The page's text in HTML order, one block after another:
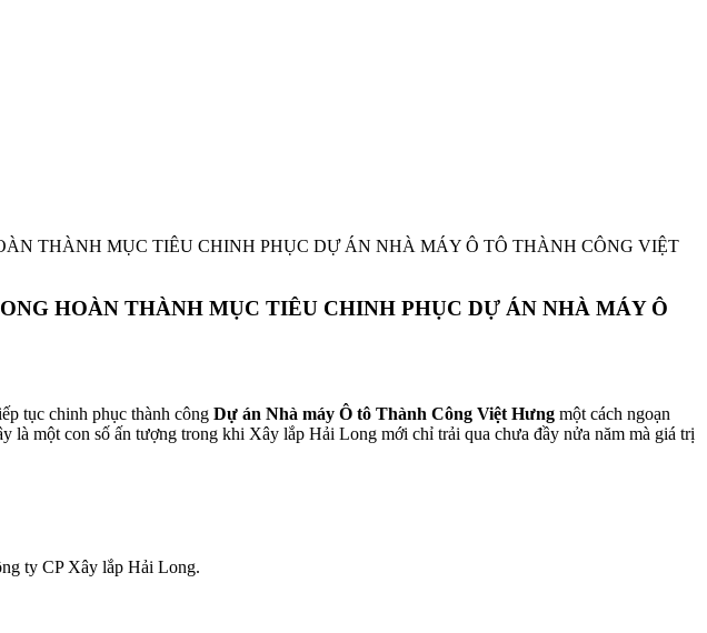
THÀNH MỤC TIÊU CHINH PHỤC DỰ ÁN NHÀ MÁY Ô TÔ THÀNH CÔNG VIỆT
HOÀN THÀNH MỤC TIÊU CHINH PHỤC DỰ ÁN NHÀ MÁY Ô
tục chinh phục thành công Dự án Nhà máy Ô tô Thành Công Việt Hưng một cách ngoạn
là một con số ấn tượng trong khi Xây lắp Hải Long mới chỉ trải qua chưa đầy nửa năm mà giá trị
ty CP Xây lắp Hải Long.